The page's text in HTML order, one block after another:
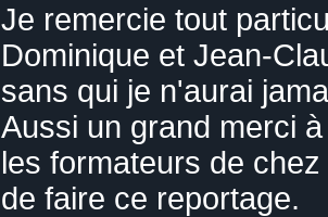
Je remercie tout
Dominique et Jean-
sans qui je n'aurai
Aussi un grand merci
les formateurs de
de faire ce reportage.